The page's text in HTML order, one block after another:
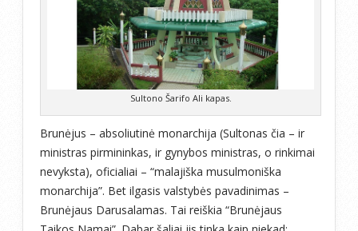
Sultono Šarifo Ali kapas.
Brunėjus – absoliutinė monarchija (Sultonas čia – ir
ministras pirmininkas, ir gynybos ministras, o rinkimai
nevyksta), oficialiai – “malajiška musulmoniška
monarchija”. Bet ilgasis valstybės pavadinimas –
Brunėjaus Darusalamas. Tai reiškia “Brunėjaus